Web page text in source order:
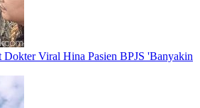
Dokter Viral Hina Pasien BPJS 'Banyakin